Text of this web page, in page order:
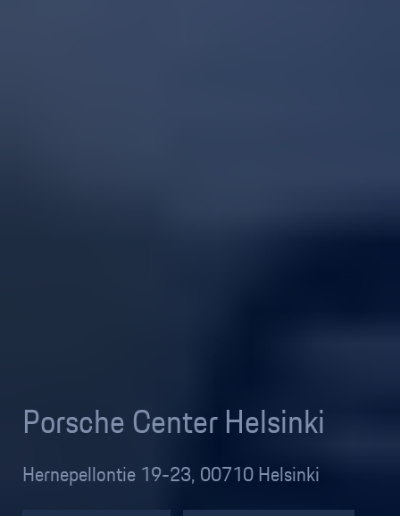
Porsche Center Helsinki
Hernepellontie 19-23, 00710 Helsinki